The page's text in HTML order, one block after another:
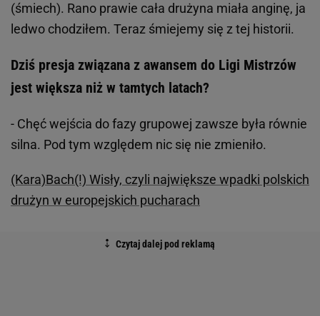
(śmiech). Rano prawie cała drużyna miała anginę, ja
ledwo chodziłem. Teraz śmiejemy się z tej historii.
Dziś presja związana z awansem do Ligi Mistrzów
jest większa niż w tamtych latach?
- Chęć wejścia do fazy grupowej zawsze była równie
silna. Pod tym względem nic się nie zmieniło.
(Kara)Bach(!) Wisły, czyli największe wpadki polskich
drużyn w europejskich pucharach